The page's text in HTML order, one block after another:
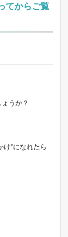
てからご覧
うか？
け”になれたら